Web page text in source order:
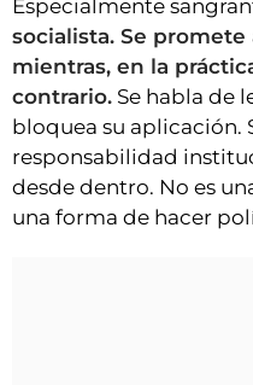
Especialmente
socialista. Se
mientras, en la
contrario. Se habla de
bloquea su aplicación.
responsabilidad
desde dentro. No es
una forma de hacer